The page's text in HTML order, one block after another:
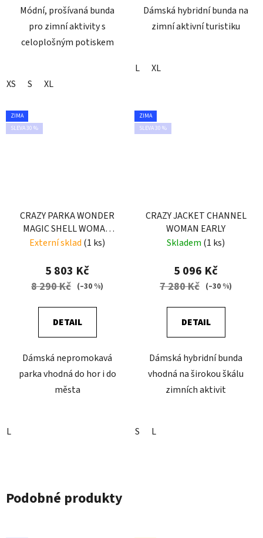
Módní, prošívaná bunda
pro zimní aktivity s
celoplošným potiskem
XS S XL
Dámská hybridní bunda na
zimní aktivní turistiku
L XL
ZIMA
SLEVA 30 %
CRAZY PARKA WONDER
MAGIC SHELL WOMAN
EARLY
Externí sklad (1 ks)
5 803 Kč
8 290 Kč (–30 %)
DETAIL
Dámská nepromokavá
parka vhodná do hor i do
města
L
ZIMA
SLEVA 30 %
CRAZY JACKET CHANNEL
WOMAN EARLY
Skladem (1 ks)
5 096 Kč
7 280 Kč (–30 %)
DETAIL
Dámská hybridní bunda
vhodná na širokou škálu
zimních aktivit
S L
Podobné produkty